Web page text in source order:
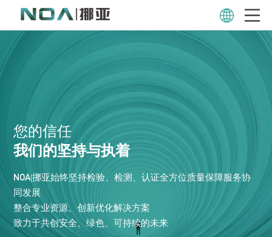
您的信任
我们的坚持与执着
NOA|挪亚始终坚持检验、检测、认证全方位质量保障服务协
同发展
整合专业资源、创新优化解决方案
致力于共创安全、绿色、可持续的未来